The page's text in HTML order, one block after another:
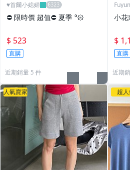
♥️首爾小媳婦
⛔️ 限時價 超值⛔️ 夏季 °𑁍
$ 523
直購
近期銷量 5 件
小花
$
直購
近期
人氣賣家 超